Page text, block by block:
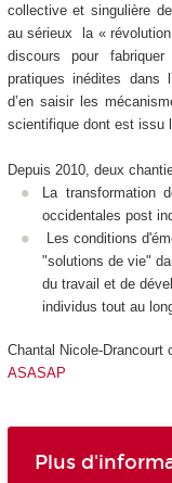
collective et singulière
au sérieux la «
discours pour
pratiques inédites dans
d’en saisir les
scientifique dont est issu
Depuis 2010, deux
La transformation
occidentales post
Les conditions
"solutions de vie"
du travail et de
individus tout au
Chantal Nicole-Drancourt
ASASAP
Plus